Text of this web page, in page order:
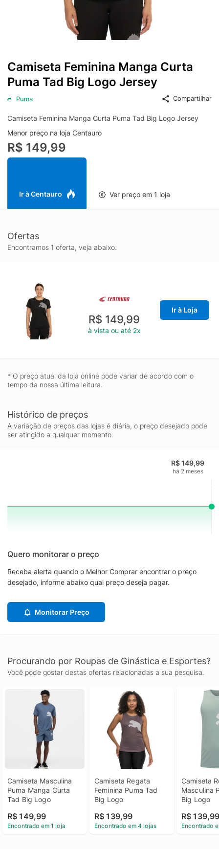
Camiseta Feminina Manga Curta
Puma Tad Big Logo Jersey
Puma Compartilhar
Camiseta Feminina Manga Curta Puma Tad Big Logo Jersey
Menor preço na loja Centauro
R$ 149,99
Ir à Centauro Ver preço em 1 loja
Ofertas
Encontramos 1 oferta, veja abaixo.
R$ 149,99
à vista ou até 2x
Ir à Loja
* O preço atual da loja online pode variar de acordo com o
tempo da nossa última leitura.
Histórico de preços
A variação de preços das lojas é diária, o preço desejado pode
ser atingido a qualquer momento.
R$ 149,99
há 2 meses
Quero monitorar o preço
Receba alerta quando o Melhor Comprar encontrar o preço
desejado, informe abaixo qual preço deseja pagar.
Monitorar Preço
Procurando por Roupas de Ginástica e Esportes?
Você pode gostar destas ofertas relacionadas a sua pesquisa.
Camiseta Masculina
Puma Manga Curta
Tad Big Logo
R$ 149,99
Encontrado em 1 loja
Camiseta Regata
Feminina Puma Tad
Big Logo
R$ 139,99
Encontrado em 4 lojas
Camiseta
Masculina
Big Logo
R$
Encontrado